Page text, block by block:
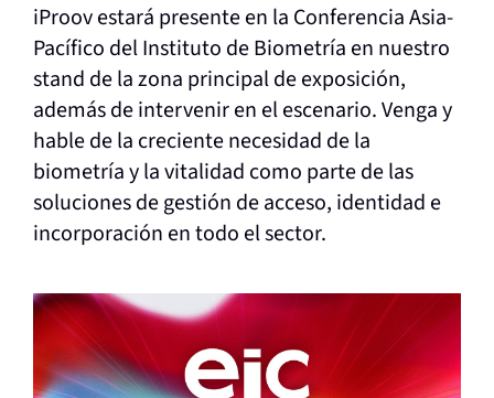
iProov estará presente en la Conferencia Asia-
Pacífico del Instituto de Biometría en nuestro
stand de la zona principal de exposición,
además de intervenir en el escenario. Venga y
hable de la creciente necesidad de la
biometría y la vitalidad como parte de las
soluciones de gestión de acceso, identidad e
incorporación en todo el sector.